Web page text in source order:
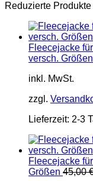
Reduzierte Produkte
Fleecejacke
versch. Größen
inkl. MwSt.
zzgl.
Lieferzeit: 2-3
Fleecejacke
Größen 45,00